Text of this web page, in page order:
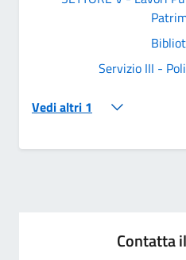
Servizio III -
Vedi altri 1
Contatta